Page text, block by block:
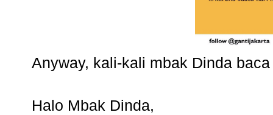
Anyway, kali-kali mbak Dinda
Halo Mbak Dinda,